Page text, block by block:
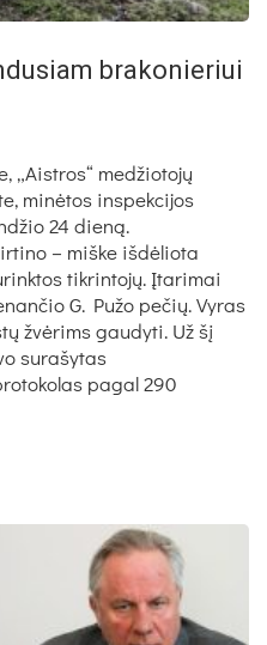
brakonieriui
„Aistros“ medžiotojų
minėtos inspekcijos
24 dieną.
– miške išdėliota
tikrintojų. Įtarimai
G. Pužo pečių. Vyras
žvėrims gaudyti. Už šį
surašytas
pagal 290